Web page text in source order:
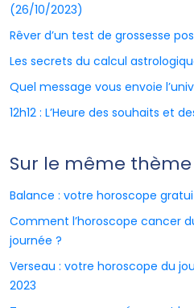
(26/10/2023)
Rêver d’un test de grossesse
Les secrets du calcul
Quel message vous envoie
12h12 : L’Heure des souhaits et
Sur le même thème
Balance : votre horoscope
Comment l’horoscope cancer
journée ?
Verseau : votre horoscope du
2023